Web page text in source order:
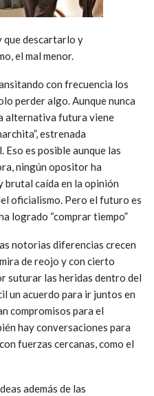
que descartarlo y
el mal menor.
con frecuencia los
perder algo. Aunque nunca
alternativa futura viene
estrenada
es posible aunque las
ningún opositor ha
brutal caída en la opinión
oficialismo. Pero el futuro es
logrado “comprar tiempo”
notorias diferencias crecen
de reojo y con cierto
suturar las heridas dentro del
un acuerdo para ir juntos en
compromisos para el
hay conversaciones para
fuerzas cercanas, como el
además de las